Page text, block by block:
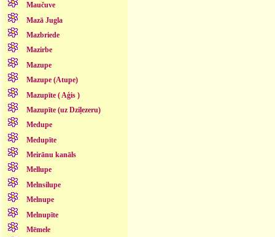
Maučuve
Mazā Jugla
Mazbriede
Mazirbe
Mazupe
Mazupe (Atupe)
Mazupīte ( Aģis )
Mazupīte (uz Dziļezeru)
Medupe
Medupīte
Meirānu kanāls
Mellupe
Melnsilupe
Melnupe
Melnupīte
Mēmele